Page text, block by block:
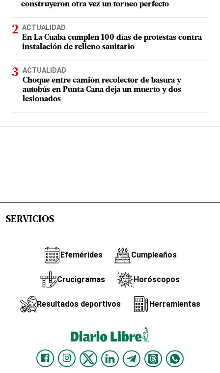
construyeron otra vez un torneo perfecto
ACTUALIDAD
En La Cuaba cumplen 100 días de protestas contra
instalación de relleno sanitario
ACTUALIDAD
Choque entre camión recolector de basura y
autobús en Punta Cana deja un muerto y dos
lesionados
SERVICIOS
Efemérides Cumpleaños
Crucigramas Horóscopos
Resultados deportivos Herramientas